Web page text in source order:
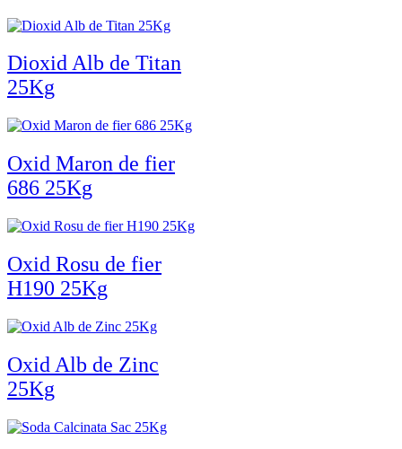
Dioxid Alb de Titan
25Kg
Oxid Maron de fier
686 25Kg
Oxid Rosu de fier
H190 25Kg
Oxid Alb de Zinc
25Kg